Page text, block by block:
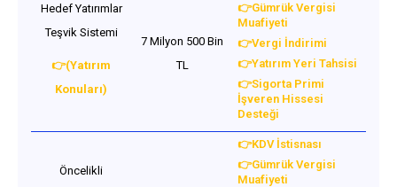
Hedef Yatırımlar
Teşvik Sistemi
👉(Yatırım
Konuları)
7 Milyon 500 Bin
TL
👉Gümrük Vergisi
Muafiyeti
👉Vergi İndirimi
👉Yatırım Yeri Tahsisi
👉Sigorta Primi
İşveren Hissesi
Desteği
Öncelikli
👉KDV İstisnası
👉Gümrük Vergisi
Muafiyeti